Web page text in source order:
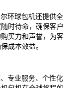
环球包机还提供全
时待命，确保客户
买力和声誉，为客
成本效益。
专业服务、个性化